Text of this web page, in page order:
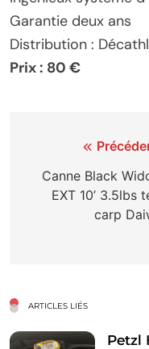
Garantie deux ans
Distribution :
Prix : 80 €
Navigation
de
l’article
Canne Black
EXT 10’ 3.5lbs
carp
ARTICLES LIÉS
Petzl